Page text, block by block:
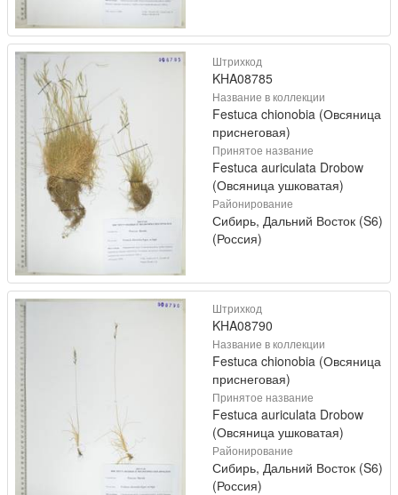
Штрихкод
KHA08785
Название в коллекции
Festuca chionobia (Овсяница
приснеговая)
Принятое название
Festuca auriculata Drobow
(Овсяница ушковатая)
Районирование
Сибирь, Дальний Восток (S6)
(Россия)
Штрихкод
KHA08790
Название в коллекции
Festuca chionobia (Овсяница
приснеговая)
Принятое название
Festuca auriculata Drobow
(Овсяница ушковатая)
Районирование
Сибирь, Дальний Восток (S6)
(Россия)